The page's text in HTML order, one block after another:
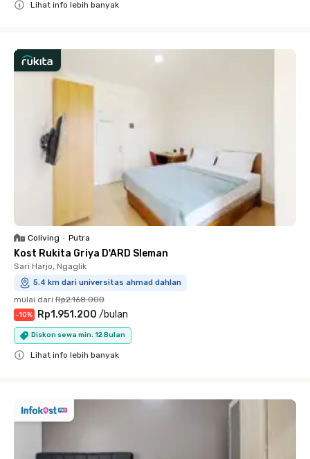
Lihat info lebih banyak
Coliving • Putra
Kost Rukita Griya D'ARD Sleman
Sari Harjo, Ngaglik
5.4 km dari universitas ahmad dahlan
mulai dari Rp2.168.000
-10% Rp1.951.200 /bulan
Diskon sewa min. 12 Bulan
Lihat info lebih banyak